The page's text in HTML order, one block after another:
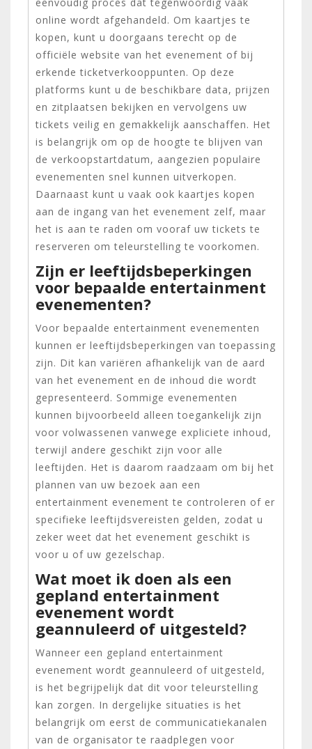
online wordt afgehandeld. Om kaartjes te
kopen, kunt u doorgaans terecht op de
officiële website van het evenement of bij
erkende ticketverkooppunten. Op deze
platforms kunt u de beschikbare data, prijzen
en zitplaatsen bekijken en vervolgens uw
tickets veilig en gemakkelijk aanschaffen. Het
is belangrijk om op de hoogte te blijven van
de verkoopstartdatum, aangezien populaire
evenementen snel kunnen uitverkopen.
Daarnaast kunt u vaak ook kaartjes kopen
aan de ingang van het evenement zelf, maar
het is aan te raden om vooraf uw tickets te
reserveren om teleurstelling te voorkomen.
Zijn er leeftijdsbeperkingen
voor bepaalde entertainment
evenementen?
Voor bepaalde entertainment evenementen
kunnen er leeftijdsbeperkingen van toepassing
zijn. Dit kan variëren afhankelijk van de aard
van het evenement en de inhoud die wordt
gepresenteerd. Sommige evenementen
kunnen bijvoorbeeld alleen toegankelijk zijn
voor volwassenen vanwege expliciete inhoud,
terwijl andere geschikt zijn voor alle
leeftijden. Het is daarom raadzaam om bij het
plannen van uw bezoek aan een
entertainment evenement te controleren of er
specifieke leeftijdsvereisten gelden, zodat u
zeker weet dat het evenement geschikt is
voor u of uw gezelschap.
Wat moet ik doen als een
gepland entertainment
evenement wordt
geannuleerd of uitgesteld?
Wanneer een gepland entertainment
evenement wordt geannuleerd of uitgesteld,
is het begrijpelijk dat dit voor teleurstelling
kan zorgen. In dergelijke situaties is het
belangrijk om eerst de communicatiekanalen
van de organisator te raadplegen voor